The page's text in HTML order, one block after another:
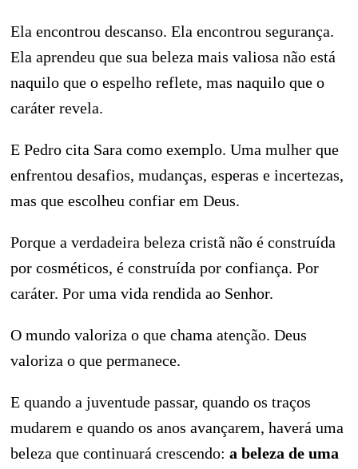
Ela encontrou descanso. Ela encontrou segurança.
Ela aprendeu que sua beleza mais valiosa não está
naquilo que o espelho reflete, mas naquilo que o
caráter revela.
E Pedro cita Sara como exemplo. Uma mulher que
enfrentou desafios, mudanças, esperas e incertezas,
mas que escolheu confiar em Deus.
Porque a verdadeira beleza cristã não é construída
por cosméticos, é construída por confiança. Por
caráter. Por uma vida rendida ao Senhor.
O mundo valoriza o que chama atenção. Deus
valoriza o que permanece.
E quando a juventude passar, quando os traços
mudarem e quando os anos avançarem, haverá uma
beleza que continuará crescendo: a beleza de uma